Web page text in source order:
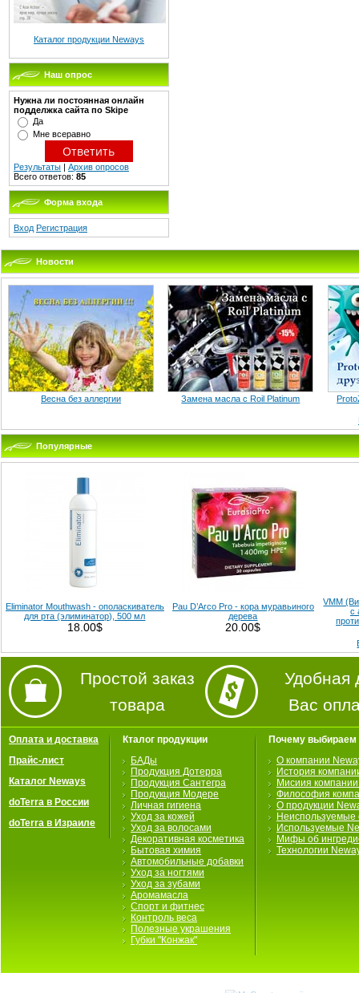
Каталог продукции Neways
Наш опрос
Нужна ли постоянная онлайн
подделжка сайта по Skipe
Да
Мне всеравно
Результаты | Архив опросов
Всего ответов: 85
Форма входа
Вход Регистрация
Новости
Весна без аллергии Замена масла с Roil Platinum
Популярные
Eliminator Mouthwash - ополаскиватель
для рта (элиминатор), 500 мл
18.00$
Pau D’Arco Pro - кора муравьиного
дерева
20.00$
VMM
с
Простой заказ
товара
Удобная
Вас
Оплата и доставка
Прайс-лист
Каталог Neways
doTerra в России
doTerra в Израиле
Кталог продукции
БАДы
Продукция Дотерра
Продукция Сантегра
Продукция Модере
Личная гигиена
Уход за кожей
Уход за волосами
Декоративная косметика
Бытовая химия
Автомобильные добавки
Уход за ногтями
Уход за зубами
Аромамасла
Спорт и фитнес
Контроль веса
Полезные украшения
Губки "Конжак"
Почему выбираем
О компании
История
Мисиия
Философия
О продукции
Неиспользуемые
Используемые
Мифы об
Технологии